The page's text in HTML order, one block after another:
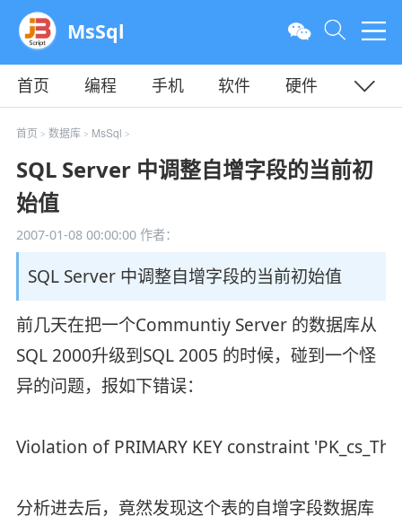
MsSql
首页 编程 手机 软件
硬件
教程
平面
首页 > 数据库> MsSql >
SQL Server 中调整自增字段的当前初
始值
2007-01-08 00:00:00作者：
SQL Server 中调整自增字段的当前初始值
前几天在把一个Communtiy Server 的数据库从
SQL 2000升级到SQL 2005 的时候，碰到一个怪
异的问题，报如下错误：
Violation of PRIMARY KEY constraint
分析进去后，竟然发现这个表的自增字段数据库